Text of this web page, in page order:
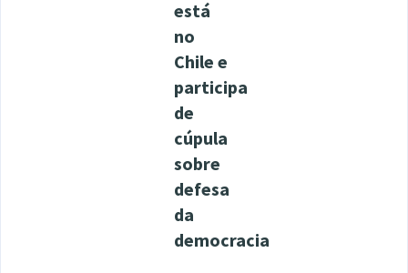
está
no
Chile e
participa
de
cúpula
sobre
defesa
da
democracia